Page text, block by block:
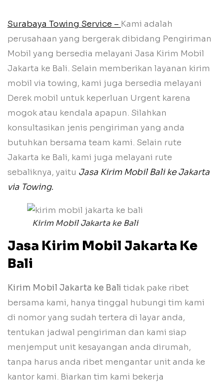
Surabaya Towing Service – Kami adalah
perusahaan yang bergerak dibidang Pengiriman
Mobil yang bersedia melayani Jasa Kirim Mobil
Jakarta ke Bali. Selain memberikan layanan kirim
mobil via towing, kami juga bersedia melayani
Derek mobil untuk keperluan Urgent karena
mogok atau kendala apapun. Silahkan
konsultasikan jenis pengiriman yang anda
butuhkan bersama team kami. Selain rute
Jakarta ke Bali, kami juga melayani rute
sebaliknya, yaitu Jasa Kirim Mobil Bali ke Jakarta
via Towing.
Kirim Mobil Jakarta ke Bali
Jasa Kirim Mobil Jakarta Ke
Bali
Kirim Mobil Jakarta ke Bali tidak pake ribet
bersama kami, hanya tinggal hubungi tim kami
di nomor yang sudah tertera di layar anda,
tentukan jadwal pengiriman dan kami siap
menjemput unit kesayangan anda dirumah,
tanpa harus anda ribet mengantar unit anda ke
kantor kami. Biarkan tim kami bekerja